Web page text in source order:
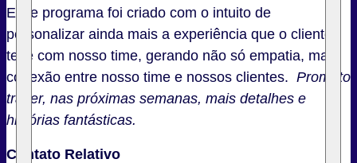
Esse programa foi criado com o intuito de
personalizar ainda mais a experiência que o cliente
teve com nosso time, gerando não só empatia, mas
conexão entre nosso time e nossos clientes. Prometo
trazer, nas próximas semanas, mais detalhes e
histórias fantásticas.
Contato Relativo